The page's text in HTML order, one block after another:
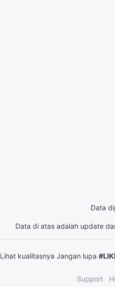
Data
Data di atas adalah update
Lihat kualitasnya Jangan lupa
Support